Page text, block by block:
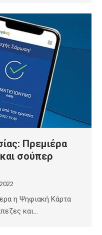
Πρεμιέρα
σούπερ
η Ψηφιακή Κάρτα
και…